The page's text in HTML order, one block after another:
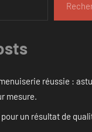
réussie :
mesure.
un résultat de